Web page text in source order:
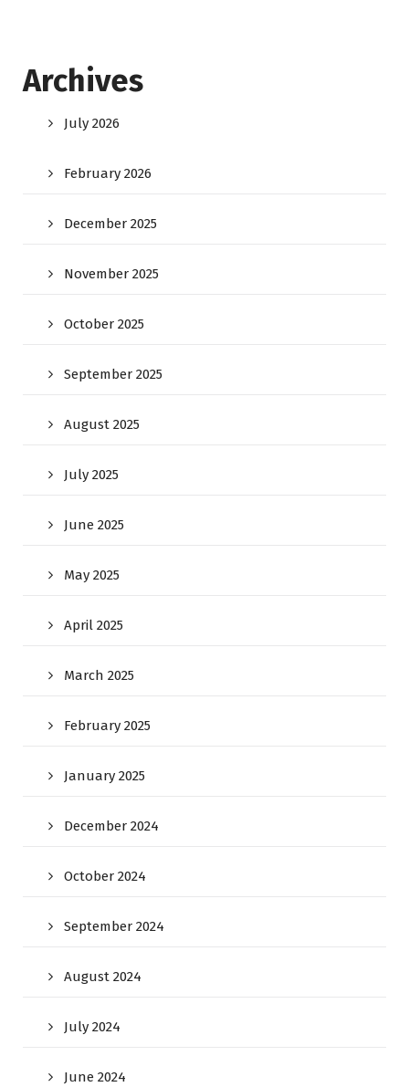
Archives
July 2026
February 2026
December 2025
November 2025
October 2025
September 2025
August 2025
July 2025
June 2025
May 2025
April 2025
March 2025
February 2025
January 2025
December 2024
October 2024
September 2024
August 2024
July 2024
June 2024